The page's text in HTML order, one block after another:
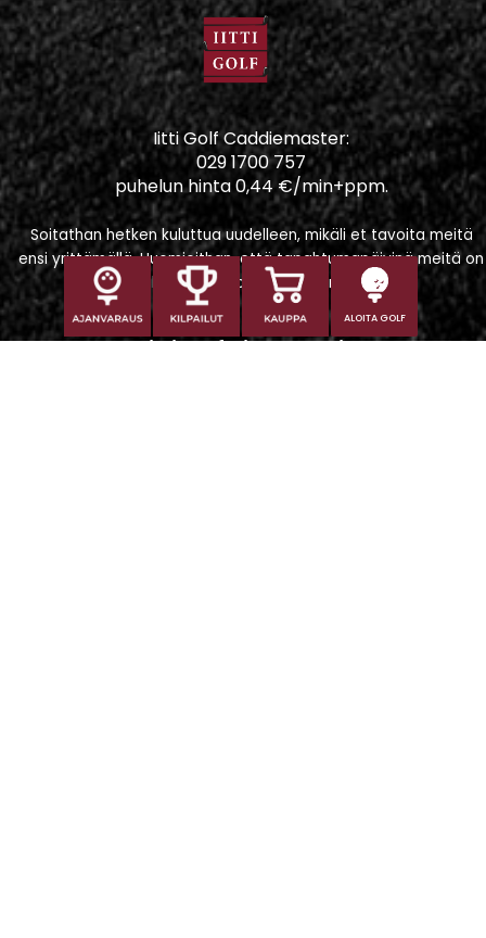
ALOITA GOLF
Iitti Golf Caddiemaster:
029 1700 757
puhelun hinta 0,44 €/min+ppm.
Soitathan hetken kuluttua uudelleen, mikäli et tavoita meitä
ensi yrittämällä. Huomioithan, että tapahtumapäivinä meitä on
vaikeampi tavoittaa puhelimitse.
Iitti Golf Niskaportti